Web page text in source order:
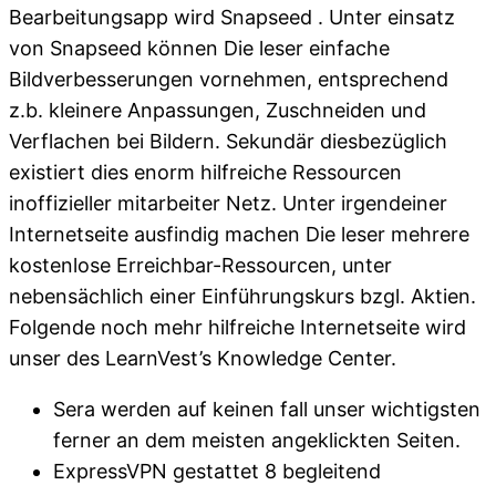
Bearbeitungsapp wird Snapseed . Unter einsatz
von Snapseed können Die leser einfache
Bildverbesserungen vornehmen, entsprechend
z.b. kleinere Anpassungen, Zuschneiden und
Verflachen bei Bildern. Sekundär diesbezüglich
existiert dies enorm hilfreiche Ressourcen
inoffizieller mitarbeiter Netz. Unter irgendeiner
Internetseite ausfindig machen Die leser mehrere
kostenlose Erreichbar-Ressourcen, unter
nebensächlich einer Einführungskurs bzgl. Aktien.
Folgende noch mehr hilfreiche Internetseite wird
unser des LearnVest’s Knowledge Center.
Sera werden auf keinen fall unser wichtigsten
ferner an dem meisten angeklickten Seiten.
ExpressVPN gestattet 8 begleitend